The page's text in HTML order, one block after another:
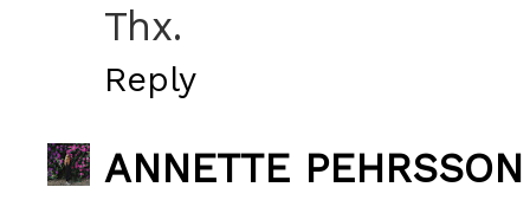
Thx.
Reply
ANNETTE PEHRSSON